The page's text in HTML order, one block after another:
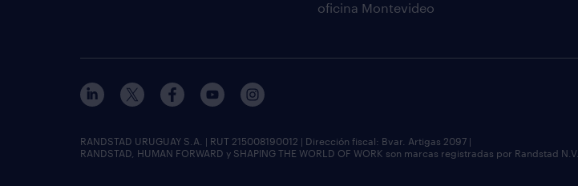
oficina Montevideo
RANDSTAD URUGUAY S.A. | RUT 215008190012 | Dirección fiscal: Bvar. Artigas 2097 |
RANDSTAD, HUMAN FORWARD y SHAPING THE WORLD OF WORK son marcas registradas por Randstad N.V.